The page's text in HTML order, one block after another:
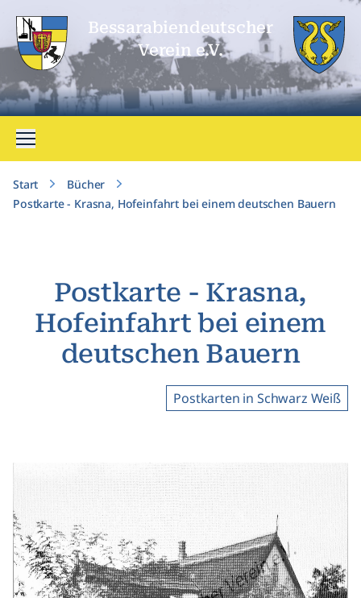
Bessarabien­deutscher
Verein e.V.
Menü öffnen
Start
Bücher
Postkarte - Krasna, Hofeinfahrt bei einem deutschen Bauern
Postkarte - Krasna,
Hofeinfahrt bei einem
deutschen Bauern
Postkarten in Schwarz Weiß